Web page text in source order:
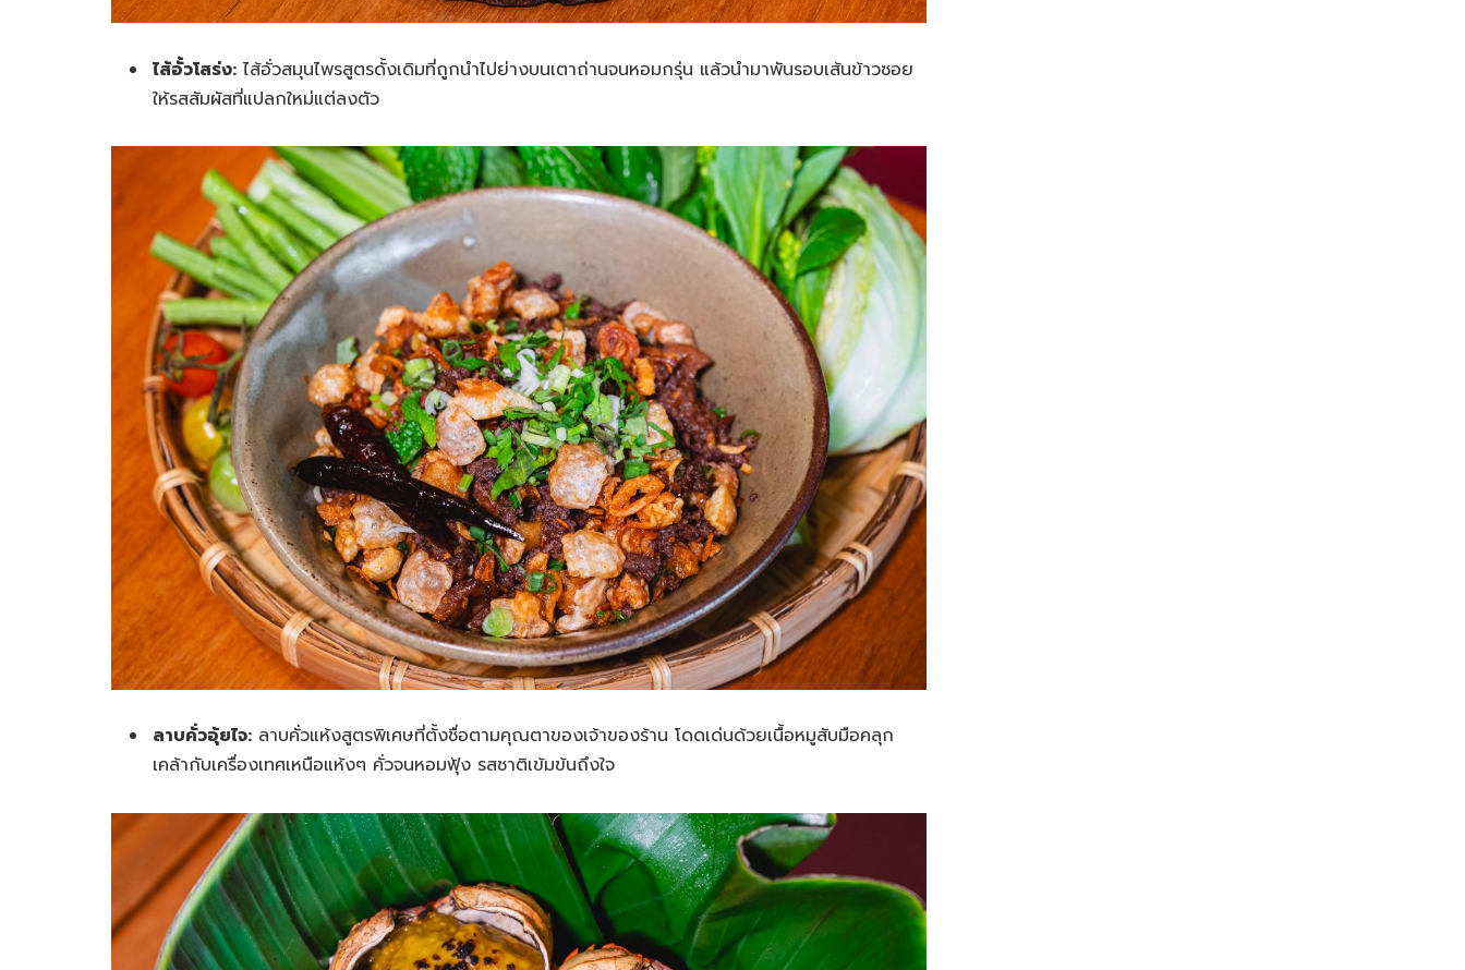
ไส้อั้วโสร่ง: ไส้อั่วสมุนไพรสูตรดั้งเดิมที่ถูกนำไปย่างบนเตาถ่านจนหอมกรุ่น แล้วนำมาพันรอบเส้นข้าวซอย
ให้รสสัมผัสที่แปลกใหม่แต่ลงตัว
ลาบคั่วอุ้ยไจ: ลาบคั่วแห้งสูตรพิเศษที่ตั้งชื่อตามคุณตาของเจ้าของร้าน โดดเด่นด้วยเนื้อหมูสับมือคลุก
เคล้ากับเครื่องเทศเหนือแห้งๆ คั่วจนหอมฟุ้ง รสชาติเข้มข้นถึงใจ